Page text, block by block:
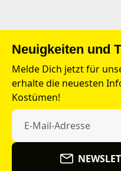
Neuigkeiten und
Melde Dich jetzt für
erhalte die neuesten
Kostümen!